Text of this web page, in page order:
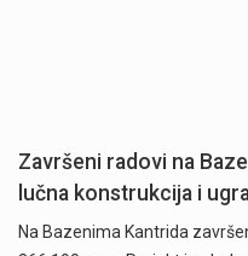
Završeni radovi na
lučna konstrukcija i
Na Bazenima Kantrida